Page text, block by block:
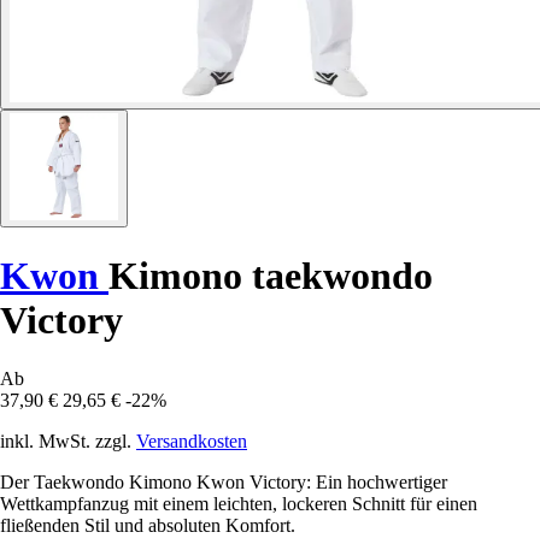
Kwon Kimono taekwondo
Victory
Ab
37,90 € 29,65 € -22%
inkl. MwSt. zzgl. Versandkosten
Der Taekwondo Kimono Kwon Victory: Ein hochwertiger
Wettkampfanzug mit einem leichten, lockeren Schnitt für einen
fließenden Stil und absoluten Komfort.